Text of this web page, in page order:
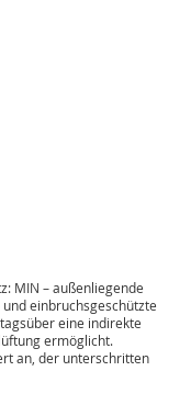
MIN – außenliegende
einbruchsgeschützte
eine indirekte
ermöglicht.
an, der unterschritten